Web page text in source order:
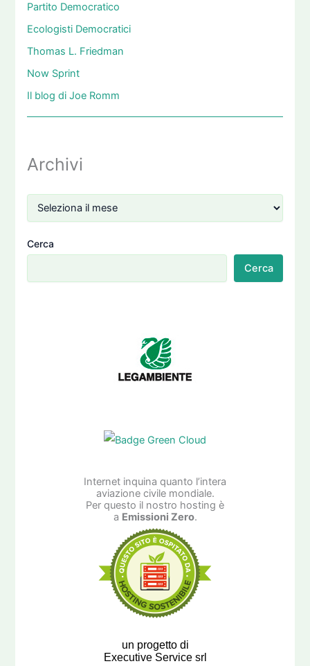
Partito Democratico
Ecologisti Democratici
Thomas L. Friedman
Now Sprint
Il blog di Joe Romm
Archivi
Cerca
Cerca
Internet inquina quanto l’intera
aviazione civile mondiale.
Per questo il nostro hosting è
a Emissioni Zero.
un progetto di
Executive Service srl